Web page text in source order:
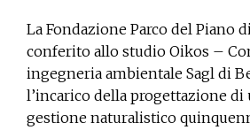
La Fondazione Parco del Piano
conferito allo studio Oikos –
ingegneria ambientale Sagl di
l’incarico della progettazione di
gestione naturalistico